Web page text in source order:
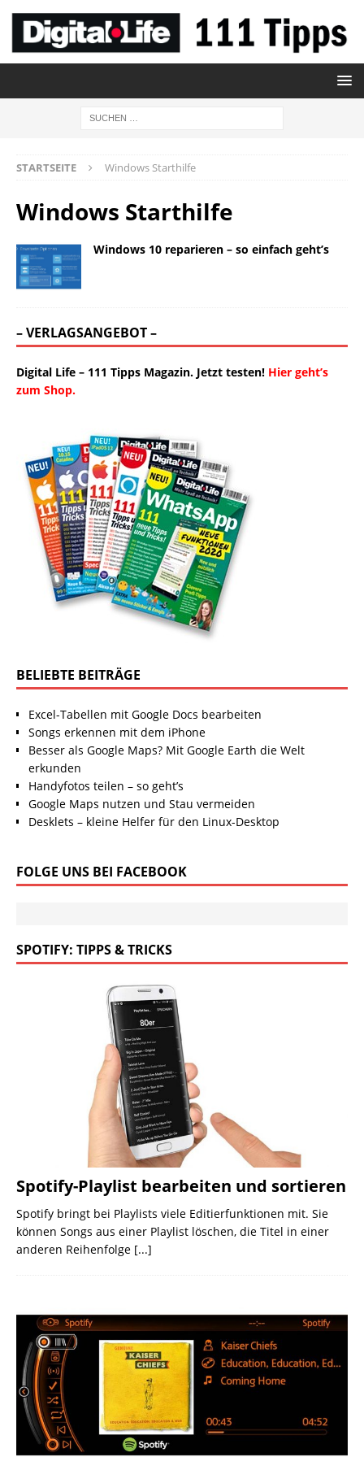
STARTSEITE Windows Starthilfe
Windows Starthilfe
Windows 10 reparieren – so einfach geht’s
– VERLAGSANGEBOT –
Digital Life – 111 Tipps Magazin. Jetzt testen! Hier geht’s
zum Shop.
BELIEBTE BEITRÄGE
Excel-Tabellen mit Google Docs bearbeiten
Songs erkennen mit dem iPhone
Besser als Google Maps? Mit Google Earth die Welt
erkunden
Handyfotos teilen – so geht’s
Google Maps nutzen und Stau vermeiden
Desklets – kleine Helfer für den Linux-Desktop
FOLGE UNS BEI FACEBOOK
SPOTIFY: TIPPS & TRICKS
Spotify-Playlist bearbeiten und sortieren
Spotify bringt bei Playlists viele Editierfunktionen mit. Sie
können Songs aus einer Playlist löschen, die Titel in einer
anderen Reihenfolge [...]